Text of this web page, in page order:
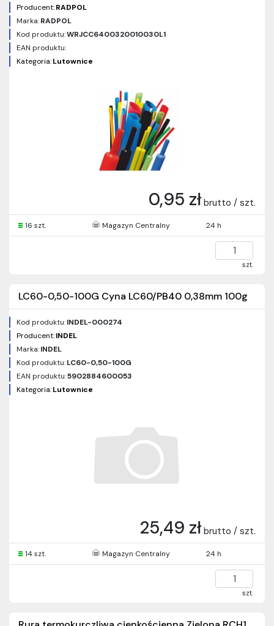
Producent:RADPOL
Marka:RADPOL
Kod produktu:WRJCC6400320010030L1
EAN produktu:
Kategoria:Lutownice
0,95 zł brutto / szt.
16 szt. Magazyn Centralny 24 h
szt.
LC60-0,50-100G Cyna LC60/PB40 0,38mm 100g
Kod produktu:INDEL-000274
Producent:INDEL
Marka:INDEL
Kod produktu:LC60-0,50-100G
EAN produktu:5902884600053
Kategoria:Lutownice
25,49 zł brutto / szt.
14 szt. Magazyn Centralny 24 h
szt.